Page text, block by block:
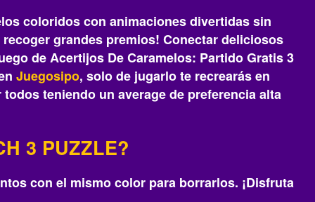
coloridos con animaciones divertidas sin
grandes premios! Conectar deliciosos
de Acertijos De Caramelos: Partido Gratis 3
Juegosipo, solo de jugarlo te recrearás‎ en
teniendo un average de preferencia alta
3 PUZZLE?
con el mismo color para borrarlos. ¡Disfruta